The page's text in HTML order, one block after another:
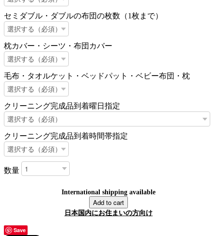
セミダブル・ダブルの布団の枚数（1枚まで）
枕カバー・シーツ・布団カバー
毛布・タオルケット・ベッドパット・ベビー布団・枕
クリーニング完成品到着曜日指定
クリーニング完成品到着時間帯指定
数量
International shipping available
Add to cart
日本国内にお住まいの方向け
Save